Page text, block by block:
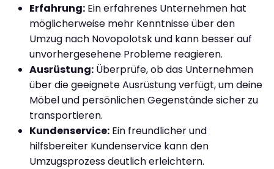
Erfahrung: Ein erfahrenes Unternehmen hat
möglicherweise mehr Kenntnisse über den
Umzug nach Novopolotsk und kann besser auf
unvorhergesehene Probleme reagieren.
Ausrüstung: Überprüfe, ob das Unternehmen
über die geeignete Ausrüstung verfügt, um deine
Möbel und persönlichen Gegenstände sicher zu
transportieren.
Kundenservice: Ein freundlicher und
hilfsbereiter Kundenservice kann den
Umzugsprozess deutlich erleichtern.